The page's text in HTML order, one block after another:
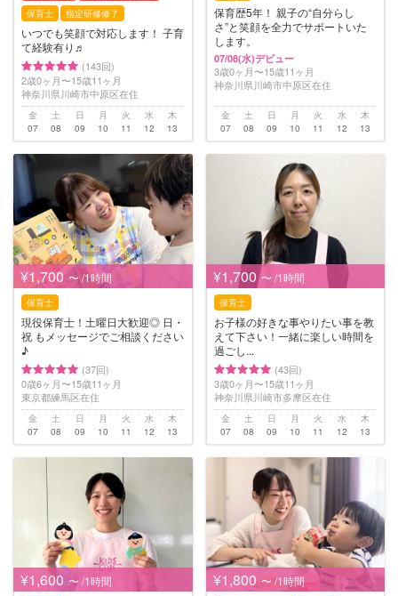
保育士
指定研修修了
いつでも笑顔で対応します！ 子育
て経験有り♬
(143回)
2歳0ヶ月〜15歳11ヶ月
神奈川県川崎市中原区在住
金
07
土
08
日
09
月
10
火
11
水
12
木
13
保育歴5年！ 親子の“自分らし
さ”と笑顔を全力でサポートいた
します。
07/08(水)デビュー
3歳0ヶ月〜15歳11ヶ月
神奈川県川崎市中原区在住
金
07
土
08
日
09
月
10
火
11
水
12
木
13
¥1,700 〜 /1時間
保育士
現役保育士！土曜日大歓迎◎ 日・
祝 もメッセージでご相談ください
♪
(37回)
0歳6ヶ月〜15歳11ヶ月
東京都練馬区在住
金
07
土
08
日
09
月
10
火
11
水
12
木
13
¥1,700 〜 /1時間
保育士
お子様の好きな事やりたい事を教
えて下さい！一緒に楽しい時間を
過ごし...
(43回)
3歳0ヶ月〜15歳11ヶ月
神奈川県川崎市多摩区在住
金
07
土
08
日
09
月
10
火
11
水
12
木
13
¥1,600 〜 /1時間 ¥1,800 〜 /1時間